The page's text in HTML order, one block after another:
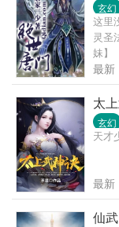
玄幻
这里
灵圣
妹】
最新
太
玄幻
天才
最新
仙